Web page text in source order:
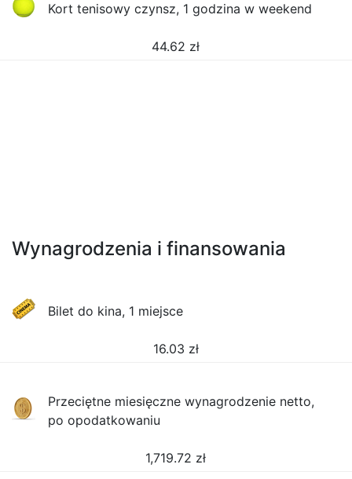
Kort tenisowy czynsz, 1 godzina w weekend
44.62 zł
Wynagrodzenia i finansowania
Bilet do kina, 1 miejsce
16.03 zł
Przeciętne miesięczne wynagrodzenie netto,
po opodatkowaniu
1,719.72 zł